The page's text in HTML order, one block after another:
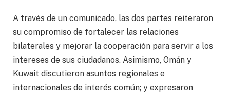
A través de un comunicado, las dos partes reiteraron
su compromiso de fortalecer las relaciones
bilaterales y mejorar la cooperación para servir a los
intereses de sus ciudadanos. Asimismo, Omán y
Kuwait discutieron asuntos regionales e
internacionales de interés común; y expresaron